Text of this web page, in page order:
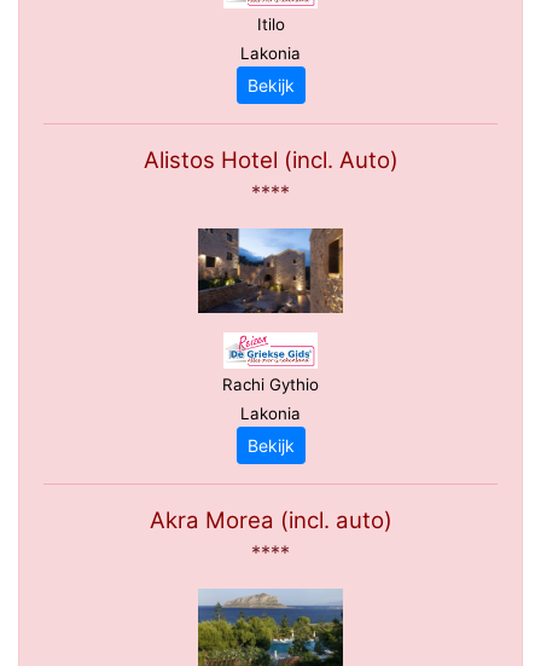
Itilo
Lakonia
Bekijk
Alistos Hotel (incl. Auto)
****
Rachi Gythio
Lakonia
Bekijk
Akra Morea (incl. auto)
****